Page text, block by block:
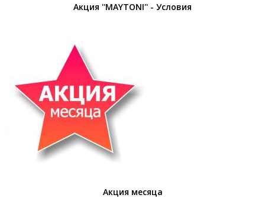
Акция ''MAYTONI'' - Условия
Акция месяца